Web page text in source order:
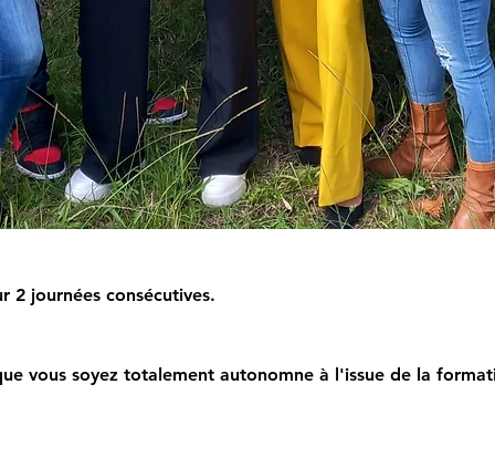
2 journées consécutives.
vous soyez totalement autonomne à l'issue de la